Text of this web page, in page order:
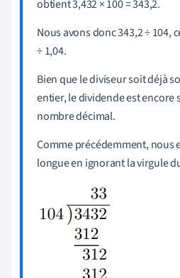
obtient 3,432×100 = 343,2.
Nous avons donc 343,2 ÷ 104,
÷ 1,04.
Bien que le diviseur soit déjà
entier, le dividende est encore
nombre décimal.
Comme précédemment, nous
longue en ignorant la virgule